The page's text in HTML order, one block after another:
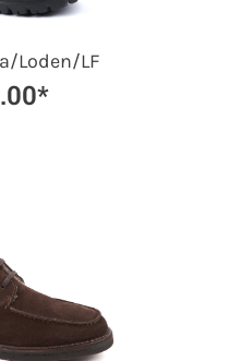
Loden/LF